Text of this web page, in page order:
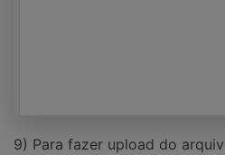
9) Para fazer upload do